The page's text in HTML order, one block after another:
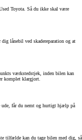
Toyota. Så du ikke skal være
lånebil ved skadereparation og at
værkstedstjek, inden bilen kan
komplet klargjort.
får du nemt og hurtigt hjælp på
tilfælde kan du tage bilen med dig, så